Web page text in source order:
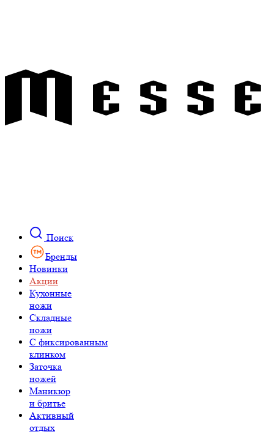
Поиск
Бренды
Новинки
Акции
Кухонные
ножи
Складные
ножи
C фиксированным
клинком
Заточка
ножей
Маникюр
и бритье
Активный
отдых